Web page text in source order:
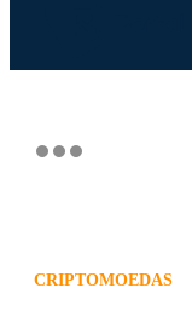
CRIPTOMOEDAS